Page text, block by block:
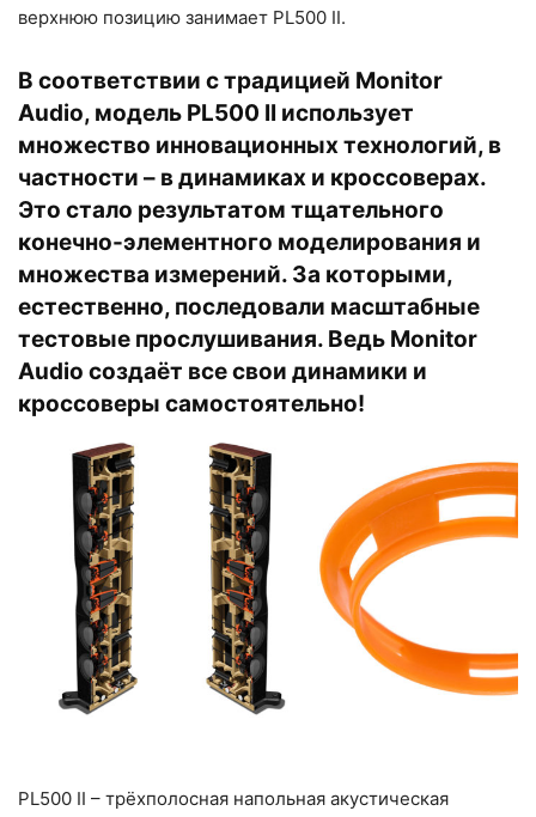
верхнюю позицию занимает PL500 II.
В соответствии с традицией Monitor
Audio, модель PL500 II использует
множество инновационных технологий, в
частности – в динамиках и кроссоверах.
Это стало результатом тщательного
конечно-элементного моделирования и
множества измерений. За которыми,
естественно, последовали масштабные
тестовые прослушивания. Ведь Monitor
Audio создаёт все свои динамики и
кроссоверы самостоятельно!
PL500 II – трёхполосная напольная акустическая